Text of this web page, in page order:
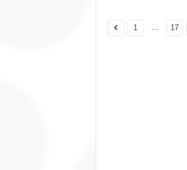
1 ... 17